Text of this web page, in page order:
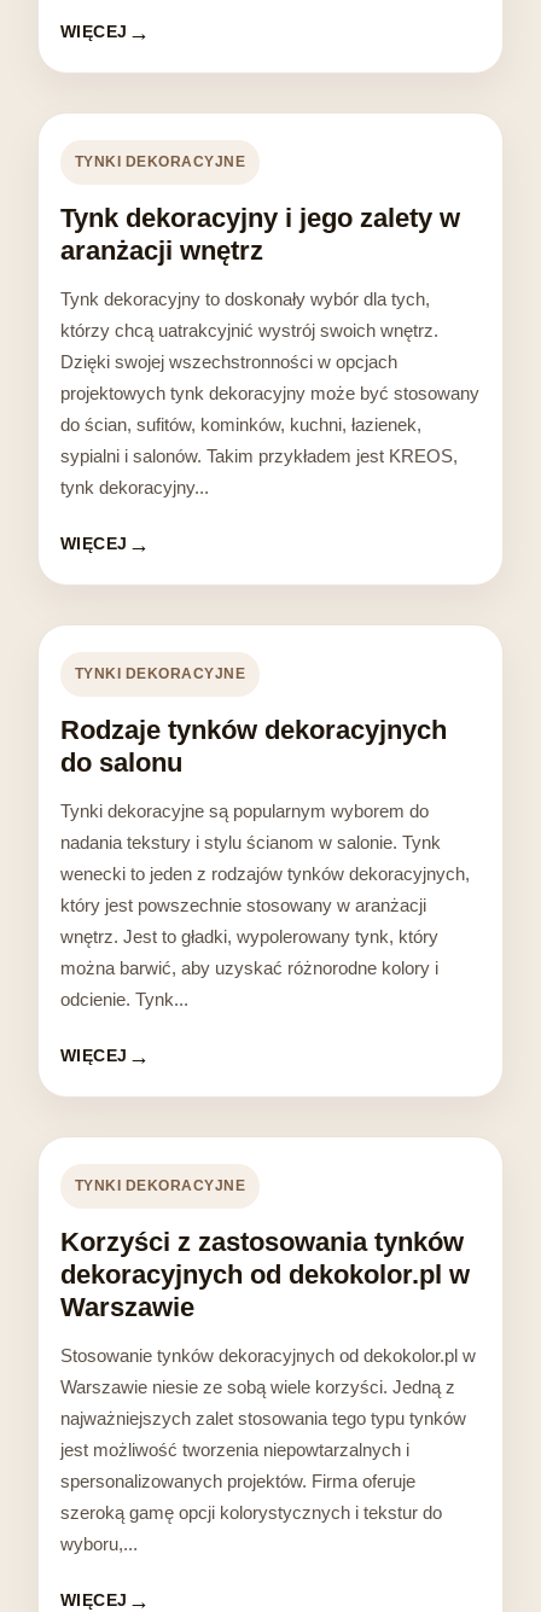
WIĘCEJ
TYNKI DEKORACYJNE
Tynk dekoracyjny i jego zalety w
aranżacji wnętrz
Tynk dekoracyjny to doskonały wybór dla tych,
którzy chcą uatrakcyjnić wystrój swoich wnętrz.
Dzięki swojej wszechstronności w opcjach
projektowych tynk dekoracyjny może być stosowany
do ścian, sufitów, kominków, kuchni, łazienek,
sypialni i salonów. Takim przykładem jest KREOS,
tynk dekoracyjny...
WIĘCEJ
TYNKI DEKORACYJNE
Rodzaje tynków dekoracyjnych
do salonu
Tynki dekoracyjne są popularnym wyborem do
nadania tekstury i stylu ścianom w salonie. Tynk
wenecki to jeden z rodzajów tynków dekoracyjnych,
który jest powszechnie stosowany w aranżacji
wnętrz. Jest to gładki, wypolerowany tynk, który
można barwić, aby uzyskać różnorodne kolory i
odcienie. Tynk...
WIĘCEJ
TYNKI DEKORACYJNE
Korzyści z zastosowania tynków
dekoracyjnych od dekokolor.pl w
Warszawie
Stosowanie tynków dekoracyjnych od dekokolor.pl w
Warszawie niesie ze sobą wiele korzyści. Jedną z
najważniejszych zalet stosowania tego typu tynków
jest możliwość tworzenia niepowtarzalnych i
spersonalizowanych projektów. Firma oferuje
szeroką gamę opcji kolorystycznych i tekstur do
wyboru,...
WIĘCEJ